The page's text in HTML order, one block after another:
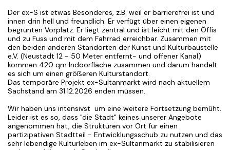
Der ex-S ist etwas Besonderes, z.B. weil er barrierefrei ist und
innen drin hell und freundlich. Er verfügt über einen eigenen
begrünten Vorplatz. Er liegt zentral und ist leicht mit den Öffis
und zu Fuss und mit dem Fahrrad erreichbar. Zusammen mit
den beiden anderen Standorten der Kunst und Kulturbaustelle
e.V. (Neustadt 12 - 50 Meter entfernt- und offener Kanal)
kommen 420 qm Indoorfläche zusammen und darum handelt
es sich um einen größeren Kulturstandort.
Das temporäre Projekt ex-Sultanmarkt wird nach aktuellem
Sachstand am 31.12.2026 enden müssen.
Wir haben uns intensivst um eine weitere Fortsetzung bemüht.
Leider ist es so, dass "die Stadt" keines unserer Angebote
angenommen hat, die Strukturen vor Ort für einen
partizipativen Stadtteil - Entwicklungsschub zu nutzen und das
sehr lebendige Kulturleben im ex-Sultanmarkt zu stabilisieren